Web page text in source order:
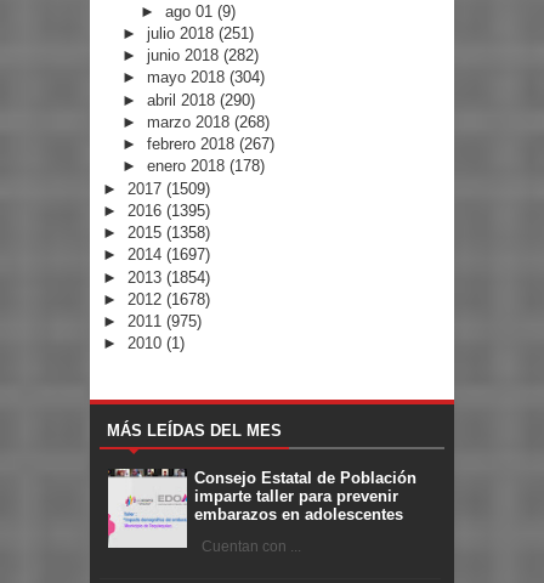
►ago 01(9)
► julio 2018 (251)
► junio 2018 (282)
► mayo 2018 (304)
► abril 2018 (290)
► marzo 2018 (268)
► febrero 2018 (267)
► enero 2018 (178)
► 2017 (1509)
► 2016 (1395)
► 2015 (1358)
► 2014 (1697)
► 2013 (1854)
► 2012 (1678)
► 2011 (975)
► 2010 (1)
MÁS LEÍDAS DEL MES
Consejo Estatal de Población
imparte taller para prevenir
embarazos en adolescentes
Cuentan con ...